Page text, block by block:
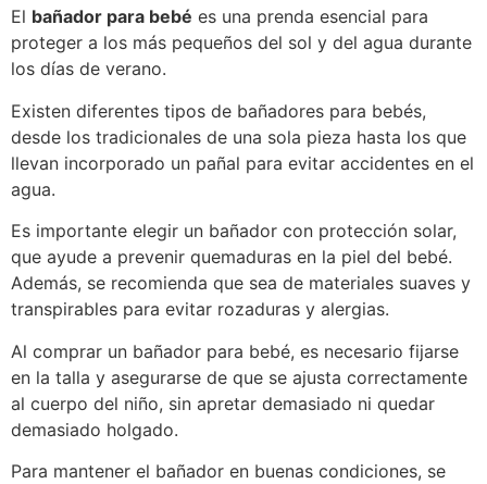
El bañador para bebé es una prenda esencial para
proteger a los más pequeños del sol y del agua durante
los días de verano.
Existen diferentes tipos de bañadores para bebés,
desde los tradicionales de una sola pieza hasta los que
llevan incorporado un pañal para evitar accidentes en el
agua.
Es importante elegir un bañador con protección solar,
que ayude a prevenir quemaduras en la piel del bebé.
Además, se recomienda que sea de materiales suaves y
transpirables para evitar rozaduras y alergias.
Al comprar un bañador para bebé, es necesario fijarse
en la talla y asegurarse de que se ajusta correctamente
al cuerpo del niño, sin apretar demasiado ni quedar
demasiado holgado.
Para mantener el bañador en buenas condiciones, se